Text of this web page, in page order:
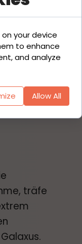
für
träfe
your device
to enhance
and analyze
Allow All